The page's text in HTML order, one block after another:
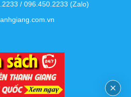
/ 096.450.2233 (Zalo)